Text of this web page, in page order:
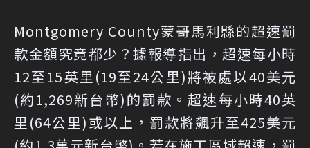
Montgomery County蒙哥馬利縣的超速罰
款金額究竟都少？據報導指出，超速每小時
12至15英里(19至24公里)將被處以40美元
(約1,269新台幣)的罰款。超速每小時40英
里(64公里)或以上，罰款將飆升至425美元